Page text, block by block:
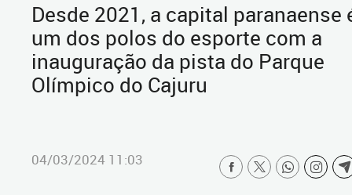
Desde 2021, a capital paranaense
um dos polos do esporte com a
inauguração da pista do Parque
Olímpico do Cajuru
04/03/2024 11:03